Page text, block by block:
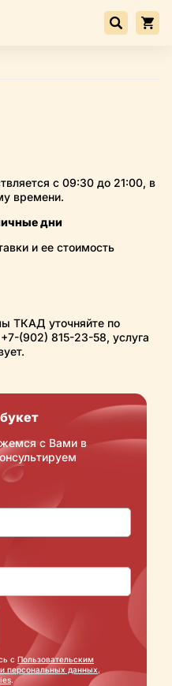
с 09:30 до 21:00, в
времени.
дни
и ее стоимость
ТКАД уточняйте по
(902) 815-23-58, услуга
с Вами в
с Пользовательским
персональных данных,
.